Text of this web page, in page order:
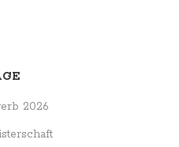
2026